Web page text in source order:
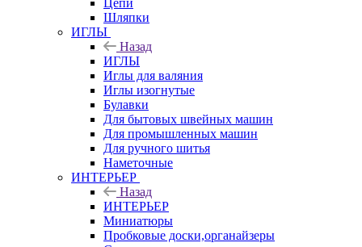
Цепи
Шляпки
ИГЛЫ
Назад
ИГЛЫ
Иглы для валяния
Иглы изогнутые
Булавки
Для бытовых швейных машин
Для промышленных машин
Для ручного шитья
Наметочные
ИНТЕРЬЕР
Назад
ИНТЕРЬЕР
Миниатюры
Пробковые доски,органайзеры